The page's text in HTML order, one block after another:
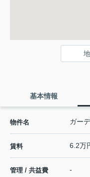
基本情報
物件名 ガー
賃料 6.2万
管理 / 共益費 -